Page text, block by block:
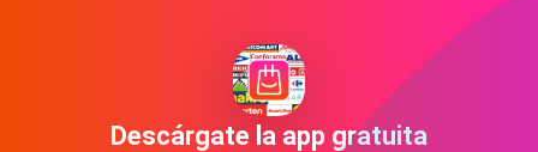
Descárgate la app gratuita